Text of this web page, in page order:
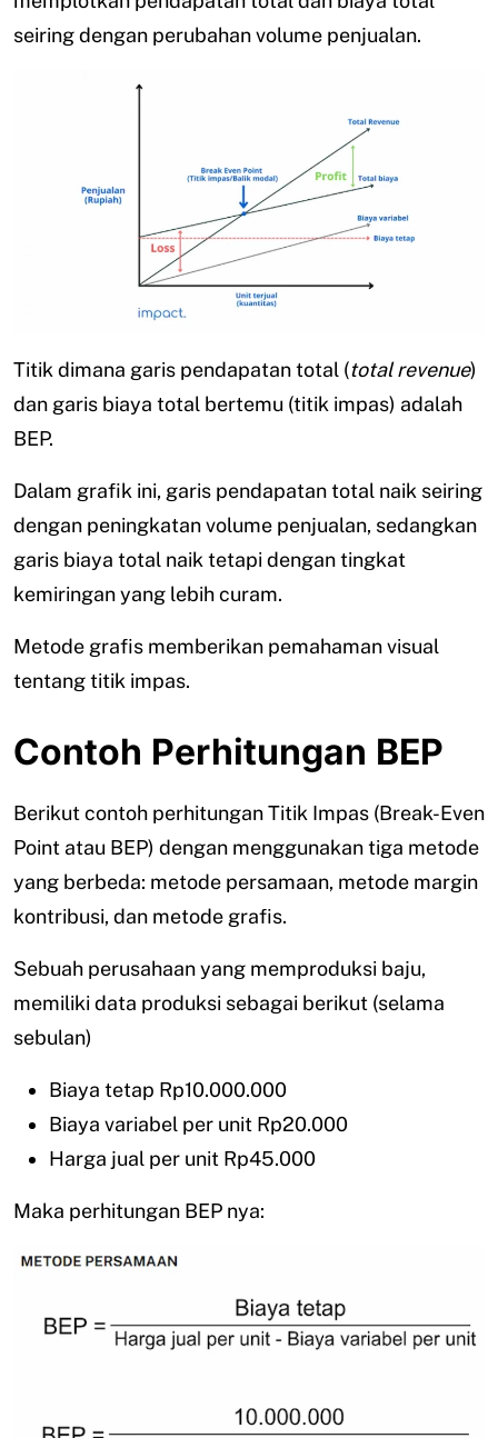
seiring dengan perubahan volume penjualan.
Titik dimana garis pendapatan total (total revenue)
dan garis biaya total bertemu (titik impas) adalah
BEP.
Dalam grafik ini, garis pendapatan total naik seiring
dengan peningkatan volume penjualan, sedangkan
garis biaya total naik tetapi dengan tingkat
kemiringan yang lebih curam.
Metode grafis memberikan pemahaman visual
tentang titik impas.
Contoh Perhitungan BEP
Berikut contoh perhitungan Titik Impas (Break-Even
Point atau BEP) dengan menggunakan tiga metode
yang berbeda: metode persamaan, metode margin
kontribusi, dan metode grafis.
Sebuah perusahaan yang memproduksi baju,
memiliki data produksi sebagai berikut (selama
sebulan)
Biaya tetap Rp10.000.000
Biaya variabel per unit Rp20.000
Harga jual per unit Rp45.000
Maka perhitungan BEP nya: